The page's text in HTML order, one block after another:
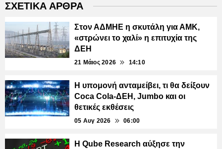
ΣΧΕΤΙΚΑ ΑΡΘΡΑ
Στον ΑΔΜΗΕ η σκυτάλη για ΑΜΚ,
«στρώνει το χαλί» η επιτυχία της
ΔΕΗ
21 Μάιος 2026 14:10
Η υπομονή ανταμείβει, τι θα δείξουν
Coca Cola-ΔΕΗ, Jumbo και οι
θετικές εκθέσεις
05 Αυγ 2026 06:00
Η Qube Research αύξησε την